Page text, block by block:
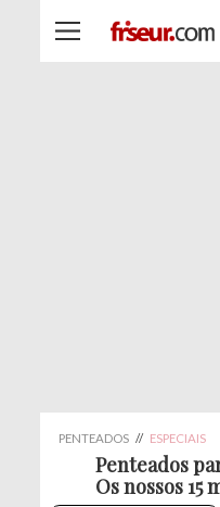
PENTEADOS // ESPECIAIS
Penteados
Os nossos 15